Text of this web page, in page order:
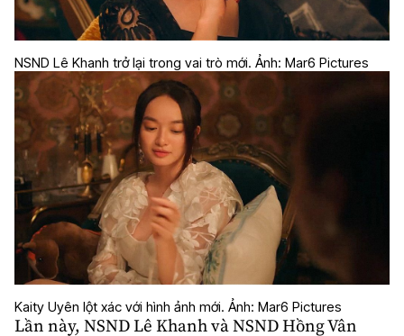
NSND Lê Khanh trở lại trong vai trò mới. Ảnh: Mar6 Pictures
Kaity Uyên lột xác với hình ảnh mới. Ảnh: Mar6 Pictures
Lần này, NSNDLê Khanhvà NSNDHồng Vân